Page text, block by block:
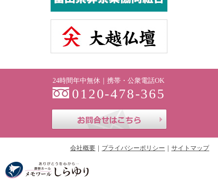
24時間年中無休｜携帯・公衆電話OK
0120-478-365
会社概要 プライバシーポリシー サイトマップ